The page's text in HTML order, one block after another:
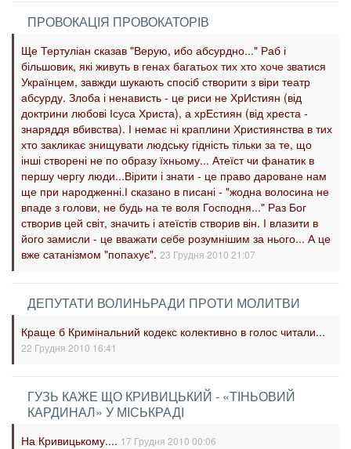
ПРОВОКАЦІЯ ПРОВОКАТОРІВ
Ще Тертуліан сказав "Верую, ибо абсурдно..." Раб і
більшовик, які живуть в генах багатьох тих хто хоче зватися
Українцем, завжди шукають спосіб створити з віри театр
абсурду. Злоба і ненависть - це риси не ХрИстиян (від
доктрини любові Ісуса Христа), а хрЕстиян (від хреста -
знаряддя вбивства). І немає ні краплини Християнства в тих
хто закликає знищувати людську гідність тільки за те, що
інші створені не по образу їхньому... Атеїст чи фанатик в
першу чергу люди...Вірити і знати - це право дароване нам
ще при народженні.І сказано в писані - "жодна волосина не
впаде з голови, не будь на те воля Господня..." Раз Бог
створив цей світ, значить і атеїстів створив він. І влазити в
його замисли - це вважати себе розумнішим за нього... А це
вже сатанізмом "попахує". 23 Грудня 2010 21:07
ДЕПУТАТИ ВОЛИНЬРАДИ ПРОТИ МОЛИТВИ
Краще б Кримінальний кодекс колективно в голос читали...
22 Грудня 2010 16:41
ГУЗЬ КАЖЕ ЩО КРИВИЦЬКИЙ - «ТІНЬОВИЙ
КАРДИНАЛ» У МІСЬКРАДІ
На Кривицькому.... 17 Грудня 2010 00:06